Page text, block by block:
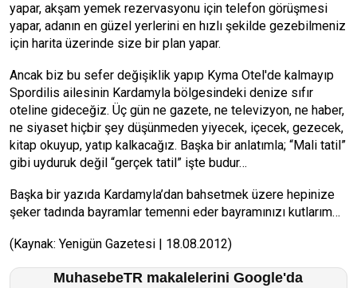
yapar, akşam yemek rezervasyonu için telefon görüşmesi
yapar, adanın en güzel yerlerini en hızlı şekilde gezebilmeniz
için harita üzerinde size bir plan yapar.
Ancak biz bu sefer değişiklik yapıp Kyma Otel'de kalmayıp
Spordilis ailesinin Kardamyla bölgesindeki denize sıfır
oteline gideceğiz. Üç gün ne gazete, ne televizyon, ne haber,
ne siyaset hiçbir şey düşünmeden yiyecek, içecek, gezecek,
kitap okuyup, yatıp kalkacağız. Başka bir anlatımla; “Mali tatil”
gibi uyduruk değil “gerçek tatil” işte budur…
Başka bir yazıda Kardamyla’dan bahsetmek üzere hepinize
şeker tadında bayramlar temenni eder bayramınızı kutlarım…
(Kaynak: Yenigün Gazetesi | 18.08.2012)
MuhasebeTR makalelerini Google'da